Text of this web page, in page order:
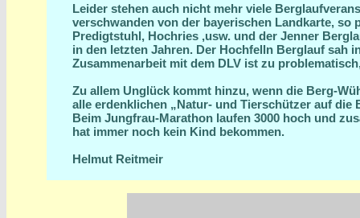
Leider stehen auch nicht mehr viele
verschwanden von der bayerischen Landkarte, so
Predigtstuhl, Hochries ,usw. und der Jenner
in den letzten Jahren. Der Hochfelln Berglauf sah
Zusammenarbeit mit dem DLV ist zu
Zu allem Unglück kommt hinzu, wenn die Berg-
alle erdenklichen „Natur- und Tierschützer auf
Beim Jungfrau-Marathon laufen 3000 hoch und
hat immer noch kein Kind bekommen.
Helmut Reitmeir